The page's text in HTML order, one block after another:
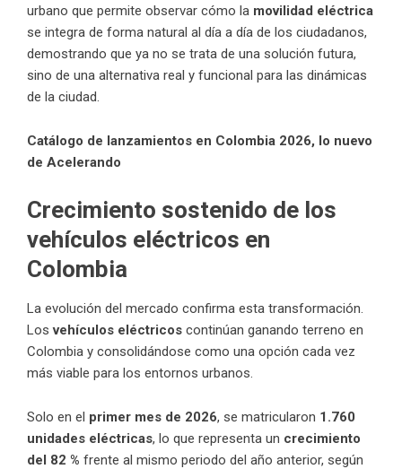
urbano que permite observar cómo la movilidad eléctrica
se integra de forma natural al día a día de los ciudadanos,
demostrando que ya no se trata de una solución futura,
sino de una alternativa real y funcional para las dinámicas
de la ciudad.
Catálogo de lanzamientos en Colombia 2026, lo nuevo
de Acelerando
Crecimiento sostenido de los
vehículos eléctricos en
Colombia
La evolución del mercado confirma esta transformación.
Losvehículos eléctricos continúan ganando terreno en
Colombia y consolidándose como una opción cada vez
más viable para los entornos urbanos.
Solo en el primer mes de 2026, se matricularon 1.760
unidades eléctricas, lo que representa un crecimiento
del 82 % frente al mismo periodo del año anterior, según